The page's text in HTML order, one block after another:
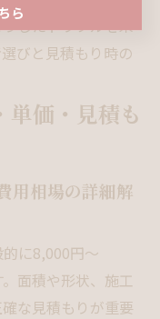
したトラブルを未
びと見積もり時の
単価・見積も
用相場の詳細解
に8,000円〜
面積や形状、施工
な見積もりが重要
ら
ら